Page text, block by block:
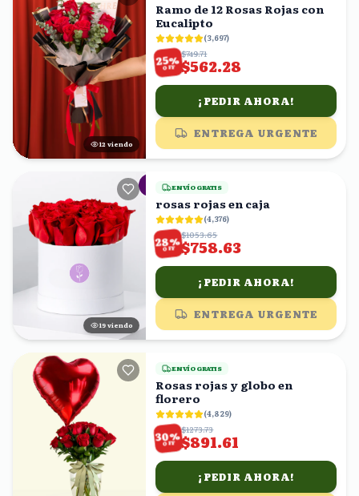
12 viendo
Ramo de 12 Rosas Rojas con
Eucalipto
(3,697)
25%
OFF
$749.71
$562.28
¡PEDIR AHORA!
ENTREGA URGENTE
19 viendo
ENVÍO GRATIS
rosas rojas en caja
(4,376)
28%
OFF
$1053.65
$758.63
¡PEDIR AHORA!
ENTREGA URGENTE
ENVÍO GRATIS
Rosas rojas y globo en
florero
(4,829)
30%
OFF
$1273.73
$891.61
¡PEDIR AHORA!